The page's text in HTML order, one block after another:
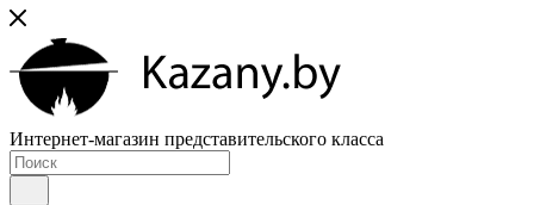
Интернет-магазин представительского класса